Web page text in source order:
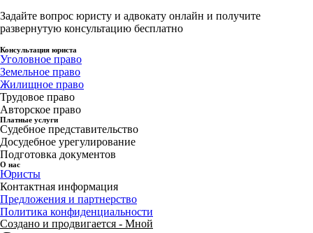
Задайте вопрос юристу и адвокату онлайн и получите
развернутую консультацию бесплатно
Консультация юриста
Уголовное право
Земельное право
Жилищное право
Трудовое право
Авторское право
Платные услуги
Судебное представительство
Досудебное урегулирование
Подготовка документов
О нас
Юристы
Контактная информация
Предложения и партнерство
Политика конфиденциальности
Создано и продвигается - Мной